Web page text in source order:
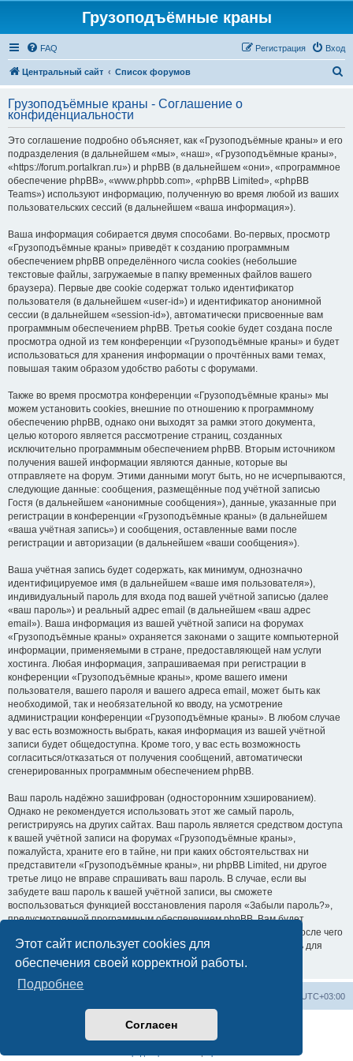
Этот сайт использует cookies для
обеспечения своей корректной работы.
Подробнее
Согласен
Грузоподъёмные краны
FAQ Вход
Регистрация
Центральный сайт Список форумов
с
Грузоподъёмные краны - Соглашение о
конфиденциальности
Это соглашение подробно объясняет, как «Грузоподъёмные краны» и его
подразделения (в дальнейшем «мы», «наш», «Грузоподъёмные краны»,
«https://forum.portalkran.ru») и phpBB (в дальнейшем «они», «программное
обеспечение phpBB», «www.phpbb.com», «phpBB Limited», «phpBB
Teams») используют информацию, полученную во время любой из ваших
пользовательских сессий (в дальнейшем «ваша информация»).
Ваша информация собирается двумя способами. Во-первых, просмотр
«Грузоподъёмные краны» приведёт к созданию программным
обеспечением phpBB определённого числа cookies (небольшие
текстовые файлы, загружаемые в папку временных файлов вашего
браузера). Первые две cookie содержат только идентификатор
пользователя (в дальнейшем «user-id») и идентификатор анонимной
сессии (в дальнейшем «session-id»), автоматически присвоенные вам
программным обеспечением phpBB. Третья cookie будет создана после
просмотра одной из тем конференции «Грузоподъёмные краны» и будет
использоваться для хранения информации о прочтённых вами темах,
повышая таким образом удобство работы с форумами.
Также во время просмотра конференции «Грузоподъёмные краны» мы
можем установить cookies, внешние по отношению к программному
обеспечению phpBB, однако они выходят за рамки этого документа,
целью которого является рассмотрение страниц, созданных
исключительно программным обеспечением phpBB. Вторым источником
получения вашей информации являются данные, которые вы
отправляете на форум. Этими данными могут быть, но не исчерпываются,
следующие данные: сообщения, размещённые под учётной записью
Гостя (в дальнейшем «анонимные сообщения»), данные, указанные при
регистрации в конференции «Грузоподъёмные краны» (в дальнейшем
«ваша учётная запись») и сообщения, оставленные вами после
регистрации и авторизации (в дальнейшем «ваши сообщения»).
Ваша учётная запись будет содержать, как минимум, однозначно
идентифицируемое имя (в дальнейшем «ваше имя пользователя»),
индивидуальный пароль для входа под вашей учётной записью (далее
«ваш пароль») и реальный адрес email (в дальнейшем «ваш адрес
email»). Ваша информация из вашей учётной записи на форумах
«Грузоподъёмные краны» охраняется законами о защите компьютерной
информации, применяемыми в стране, предоставляющей нам услуги
хостинга. Любая информация, запрашиваемая при регистрации в
конференции «Грузоподъёмные краны», кроме вашего имени
пользователя, вашего пароля и вашего адреса email, может быть как
необходимой, так и необязательной ко вводу, на усмотрение
администрации конференции «Грузоподъёмные краны». В любом случае
у вас есть возможность выбрать, какая информация из вашей учётной
записи будет общедоступна. Кроме того, у вас есть возможность
согласиться/отказаться от получения сообщений, автоматически
сгенерированных программным обеспечением phpBB.
Ваш пароль надёжно зашифрован (односторонним хэшированием).
Однако не рекомендуется использовать этот же самый пароль,
регистрируясь на других сайтах. Ваш пароль является средством доступа
к вашей учётной записи на форумах «Грузоподъёмные краны»,
пожалуйста, храните его в тайне, ни при каких обстоятельствах ни
представители «Грузоподъёмные краны», ни phpBB Limited, ни другое
третье лицо не вправе спрашивать ваш пароль. В случае, если вы
забудете ваш пароль к вашей учётной записи, вы сможете
воспользоваться функцией восстановления пароля «Забыли пароль?»,
предусмотренной программным обеспечением phpBB. Вам будет
необходимо ввести ваше имя пользователя и ваш адрес email, после чего
программное обеспечение phpBB сгенерирует вам новый пароль для
вашей учётной записи.
UTC+03:00
Создано на основеphpBB® Forum Software © phpBB Limited
Русская поддержка phpBB